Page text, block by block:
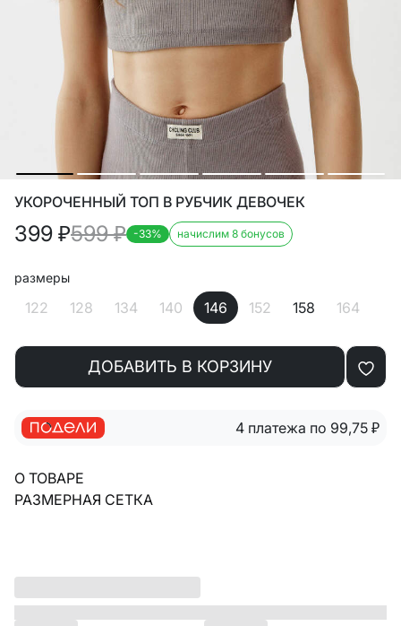
УКОРОЧЕННЫЙ ТОП В РУБЧИК ДЕВОЧЕК
399 ₽599₽ -33% начислим 8 бонусов
размеры
122 128 134 140 146 152 158 164
ДОБАВИТЬ В КОРЗИНУ
4 платежа по 99,75 ₽
О ТОВАРЕ
РАЗМЕРНАЯ СЕТКА